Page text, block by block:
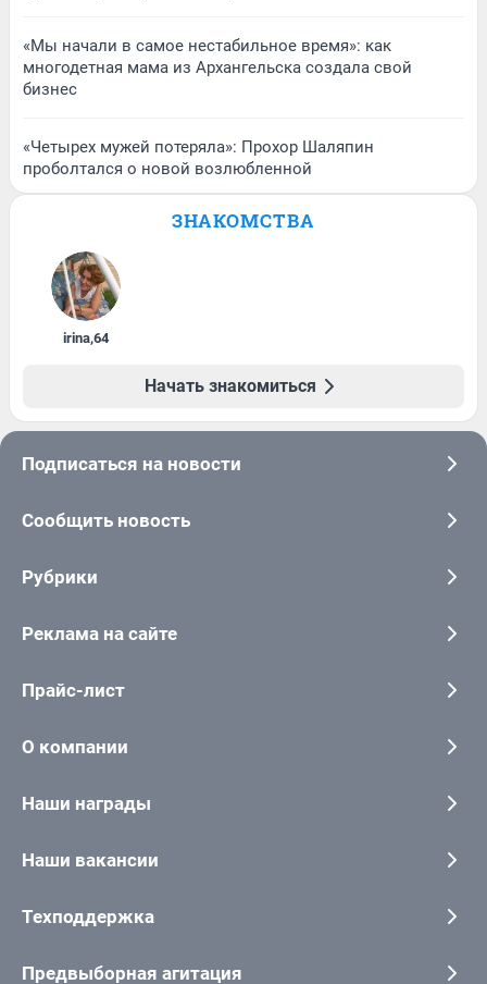
«Мы начали в самое нестабильное время»: как
многодетная мама из Архангельска создала свой
бизнес
«Четырех мужей потеряла»: Прохор Шаляпин
проболтался о новой возлюбленной
ЗНАКОМСТВА
irina,64
Начать знакомиться
Подписаться на новости
Сообщить новость
Рубрики
Реклама на сайте
Прайс-лист
О компании
Наши награды
Наши вакансии
Техподдержка
Предвыборная агитация